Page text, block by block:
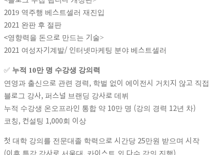
2019 역주행 베스트셀러 재진입
2021 완판 후 절판
<영향력을 돈으로 만드는 기술>
2021 여성자기계발/ 인터넷마케팅 분야 베스트셀러
✅ 누적 10만 명 수강생 강의력
연영과 출신으로 관련 경력, 학벌 없이 에이전시 거치지 않고 직접
블로그 강사, 퍼스널 브랜딩 강사로 데뷔
누적 수강생 온오프라인 통합 약 10만 명 (강의 경력 12년 차)
코칭, 컨설팅 1,000회 이상
첫 대학 강의를 전문대졸 학력으로 시간당 25만원 받으며 시작